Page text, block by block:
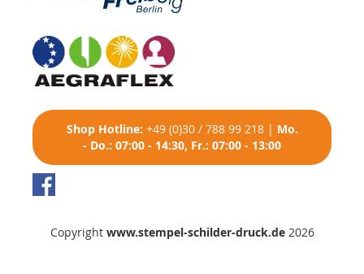
Shop Hotline: +49 (0)30 / 788 99 218| Mo.
- Do.: 07:00 - 14:30, Fr.: 07:00 - 13:00
Copyright www.stempel-schilder-druck.de2026